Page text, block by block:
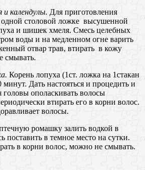
календулы. Для приготовления
одной столовой ложке высушенной
и шишек хмеля. Смесь целебных
воды и на медленном огне варить
отвар трав, втирать в кожу
смывать.
Корень лопуха (1ст. ложка на 1стакан
Дать настояться и процедить и
головы ополаскивать волосы
втирать его в корни волос.
волосы.
ромашку залить водкой в
поставить в темное место на сутки.
в корни волос, можно не смывать.